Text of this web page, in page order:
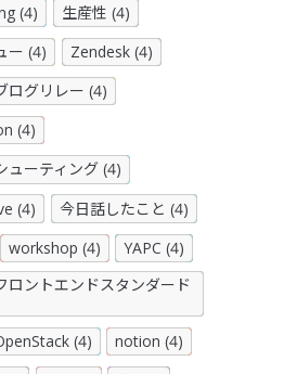
(4)
生産性 (4)
ー (4)
Zendesk (4)
ログリレー (4)
(4)
ューティング (4)
(4)
今日話したこと (4)
workshop (4)
YAPC (4)
ロントエンドスタンダード
(4)
notion (4)